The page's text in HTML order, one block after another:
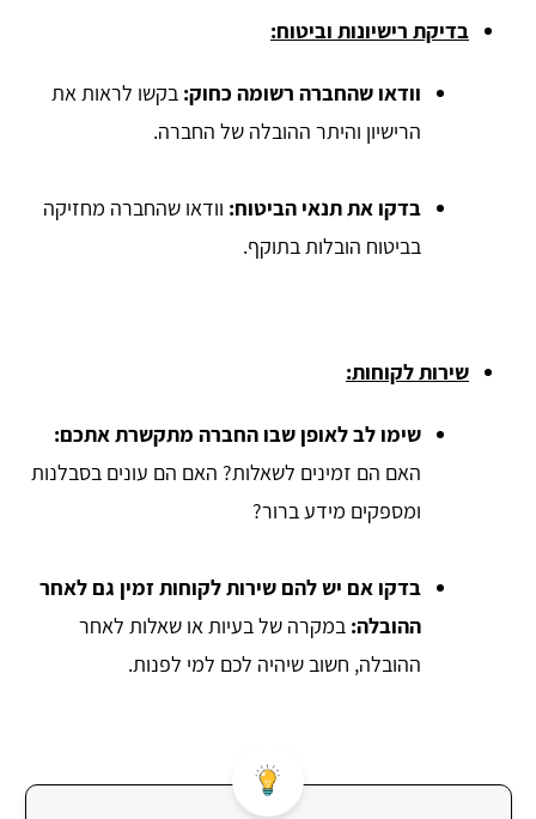
בדיקת רישיונות וביטוח:
וודאו שהחברה רשומה כחוק: בקשו לראות את
הרישיון והיתר ההובלה של החברה.
בדקו את תנאי הביטוח: וודאו שהחברה מחזיקה
בביטוח הובלות בתוקף.
שירות לקוחות:
שימו לב לאופן שבו החברה מתקשרת אתכם:
האם הם זמינים לשאלות? האם הם עונים בסבלנות
ומספקים מידע ברור?
בדקו אם יש להם שירות לקוחות זמין גם לאחר
ההובלה: במקרה של בעיות או שאלות לאחר
ההובלה, חשוב שיהיה לכם למי לפנות.